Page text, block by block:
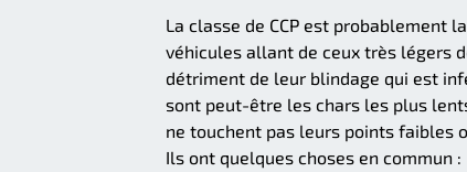
La classe de CCP est probablement
véhicules allant de ceux très légers
détriment de leur blindage qui est
sont peut-être les chars les plus
ne touchent pas leurs points faibles
Ils ont quelques choses en commun :